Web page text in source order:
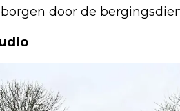
door de